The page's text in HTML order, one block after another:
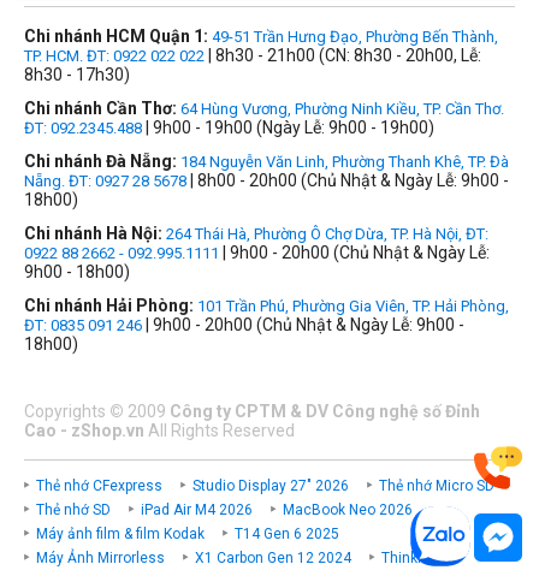
Chi nhánh HCM Quận 1: 49-51 Trần Hưng Đạo, Phường Bến Thành,
TP. HCM. ĐT: 0922 022 022 | 8h30 - 21h00 (CN: 8h30 - 20h00, Lễ:
8h30 - 17h30)
Chi nhánh Cần Thơ: 64 Hùng Vương, Phường Ninh Kiều, TP. Cần Thơ.
ĐT: 092.2345.488 | 9h00 - 19h00 (Ngày Lễ: 9h00 - 19h00)
Chi nhánh Đà Nẵng: 184 Nguyễn Văn Linh, Phường Thanh Khê, TP. Đà
Nẵng. ĐT: 0927 28 5678 | 8h00 - 20h00 (Chủ Nhật & Ngày Lễ: 9h00 -
18h00)
Chi nhánh Hà Nội: 264 Thái Hà, Phường Ô Chợ Dừa, TP. Hà Nội, ĐT:
0922 88 2662 - 092.995.1111
| 9h00 - 20h00 (Chủ Nhật & Ngày Lễ:
9h00 - 18h00)
Chi nhánh Hải Phòng: 101 Trần Phú, Phường Gia Viên, TP. Hải Phòng,
ĐT: 0835 091 246 | 9h00 - 20h00 (Chủ Nhật & Ngày Lễ: 9h00 -
18h00)
Copyrights © 2009 Công ty CPTM & DV Công nghệ số Đỉnh
Cao - zShop.vn All Rights Reserved
Thẻ nhớ CFexpress Studio Display 27" 2026
Thẻ nhớ Micro SD
Thẻ nhớ SD
iPad Air M4 2026
MacBook Neo 2026
Máy ảnh film & film Kodak
T14 Gen 6 2025
Máy Ảnh Mirrorless
X1 Carbon Gen 12 2024 ThinkPad P